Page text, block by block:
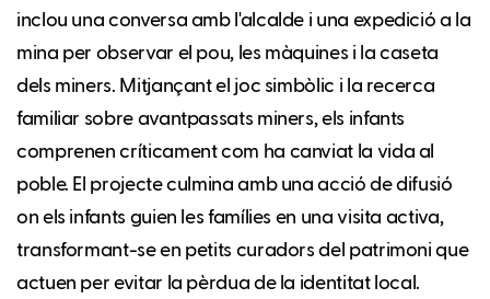
inclou una conversa amb l'alcalde i una expedició a la
mina per observar el pou, les màquines i la caseta
dels miners. Mitjançant el joc simbòlic i la recerca
familiar sobre avantpassats miners, els infants
comprenen críticament com ha canviat la vida al
poble. El projecte culmina amb una acció de difusió
on els infants guien les famílies en una visita activa,
transformant-se en petits curadors del patrimoni que
actuen per evitar la pèrdua de la identitat local.